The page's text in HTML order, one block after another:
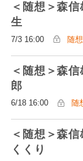
＜随想＞森
生
7/3 16:00 随想
＜随想＞森
郎
6/18 16:00 随
＜随想＞森
くくり